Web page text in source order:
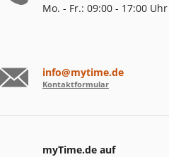
Mo. - Fr.: 09:00 - 17:00 Uhr
info@mytime.de
Kontaktformular
myTime.de auf